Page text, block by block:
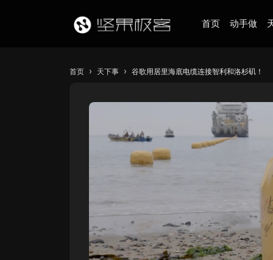
首页 动手做
首页 › 天下事 › 谷歌用居里海底电缆连接智利和洛杉矶！